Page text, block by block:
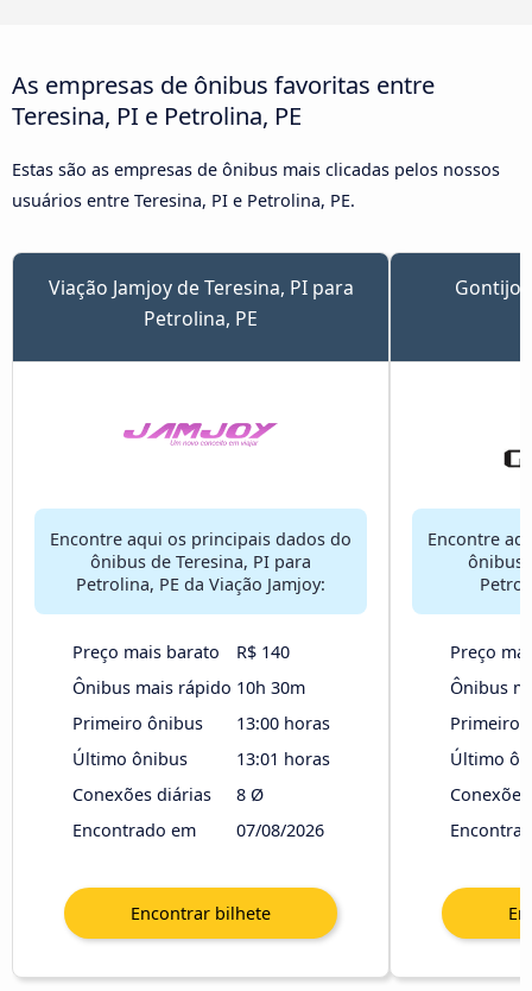
As empresas de ônibus favoritas entre
Teresina, PI e Petrolina, PE
Estas são as empresas de ônibus mais clicadas pelos nossos
usuários entre Teresina, PI e Petrolina, PE.
Viação Jamjoy de Teresina, PI para
Petrolina, PE
Encontre aqui os principais dados do
ônibus de Teresina, PI para
Petrolina, PE da Viação Jamjoy:
Preço mais barato
R$ 140
Ônibus mais rápido 10h 30m
Primeiro ônibus
13:00 horas
Último ônibus
13:01 horas
Conexões diárias
8 Ø
Encontrado em
07/08/2026
Gontijo
Encontre
ônibus
Preço
Ônibus
Primeiro
Último